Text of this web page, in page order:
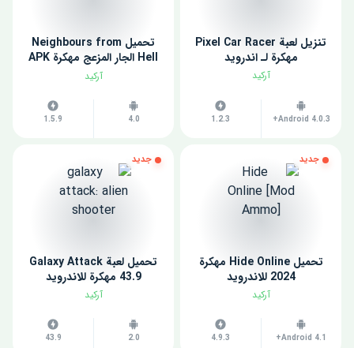
تنزيل لعبة Pixel Car Racer
مهكرة لـ اندرويد
آركيد
Android 4.0.3+
1.2.3
تحميل Neighbours from
Hell الجار المزعج مهكرة APK
للاندرويد
آركيد
4.0
1.5.9
جديد
تحميل Hide Online مهكرة
2024 للاندرويد
آركيد
Android 4.1+
4.9.3
جديد
تحميل لعبة Galaxy Attack
43.9 مهكرة للاندرويد
آركيد
2.0
43.9